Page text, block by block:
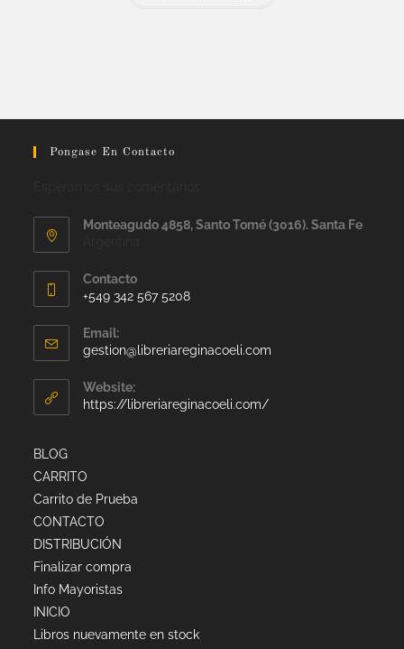
Pongase En Contacto
Monteagudo 4858, Santo Tomé (3016). Santa Fe
Contacto
+549 342 567 5208
Email:
gestion@libreriareginacoeli.com
Website:
https://libreriareginacoeli.com/
BLOG
CARRITO
Carrito de Prueba
CONTACTO
DISTRIBUCIÓN
Finalizar compra
Info Mayoristas
INICIO
Libros nuevamente en stock